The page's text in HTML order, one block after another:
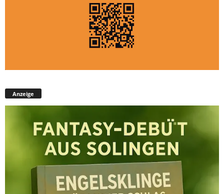
Anzeige